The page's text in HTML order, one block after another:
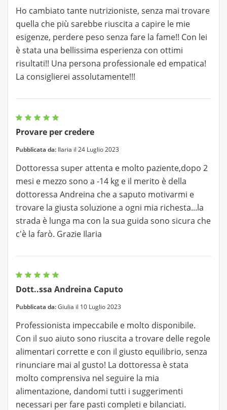
Ho cambiato tante nutrizioniste, senza mai trovare
quella che più sarebbe riuscita a capire le mie
esigenze, perdere peso senza fare la fame!! Con lei
è stata una bellissima esperienza con ottimi
risultati!! Una persona professionale ed empatica!
La consiglierei assolutamente!!!
Provare per credere
Pubblicata da: Ilaria il 24 Luglio 2023
Dottoressa super attenta e molto paziente,dopo 2
mesi e mezzo sono a -14 kg e il merito è della
dottoressa Andreina che a saputo motivarmi e
trovare la giusta soluzione a ogni mia richesta...la
strada è lunga ma con la sua guida sono sicura che
c'è la farò. Grazie Ilaria
Dott..ssa Andreina Caputo
Pubblicata da:Giulia il 10 Luglio 2023
Professionista impeccabile e molto disponibile.
Con il suo aiuto sono riuscita a trovare delle regole
alimentari corrette e con il giusto equilibrio, senza
rinunciare mai al gusto! La dottoressa è stata
molto comprensiva nel seguire la mia
alimentazione, dandomi tutti i suggerimenti
necessari per fare pasti completi e bilanciati.